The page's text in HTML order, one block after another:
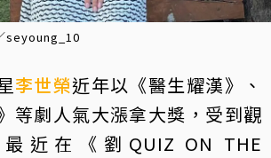
seyoung_10
李世榮近年以《醫生耀漢》、
等劇人氣大漲拿大獎，受到觀
近在《劉QUIZ ON THE